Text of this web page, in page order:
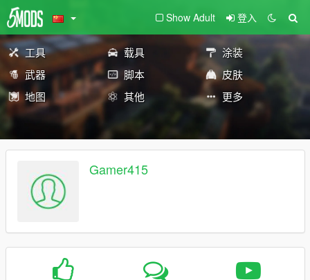
Show Adult 登入
工具 载具
涂装
武器
脚本
皮肤
地图
其他 更多
Gamer415